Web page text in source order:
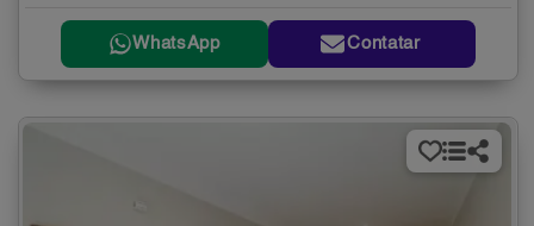
WhatsApp Contatar